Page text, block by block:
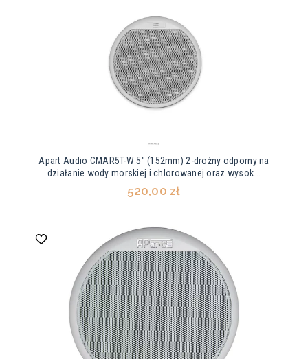
Apart Audio CMAR5T-W 5" (152mm) 2-drożny odporny na
działanie wody morskiej i chlorowanej oraz wysok...
520,00 zł